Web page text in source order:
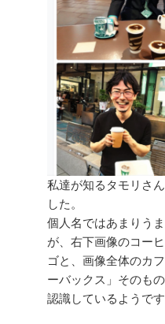
私達が知るタモリさ
した。
個人名ではあまりう
が、右下画像のコー
ゴと、画像全体のカ
ーバックス」そのも
認識しているようです